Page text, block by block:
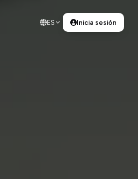
ES Inicia sesión